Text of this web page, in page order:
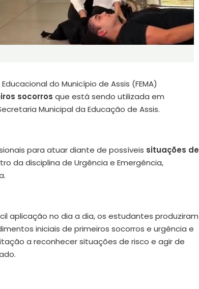
do Município de Assis (FEMA)
socorros que está sendo utilizada em
Municipal da Educação de Assis.
para atuar diante de possíveis situações de
da disciplina de Urgência e Emergência,
aplicação no dia a dia, os estudantes produziram
iniciais de primeiros socorros e urgência e
a reconhecer situações de risco e agir de